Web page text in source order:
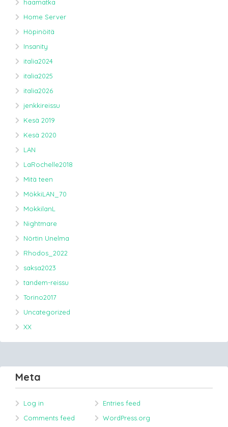
haamatka
Home Server
Höpinöitä
Insanity
italia2024
italia2025
italia2026
jenkkireissu
Kesä 2019
Kesä 2020
LAN
LaRochelle2018
Mitä teen
MökkiLAN_70
MokkilanL
Nightmare
Nörtin Unelma
Rhodos_2022
saksa2023
tandem-reissu
Torino2017
Uncategorized
XX
Meta
Log in
Entries feed
Comments feed
WordPress.org